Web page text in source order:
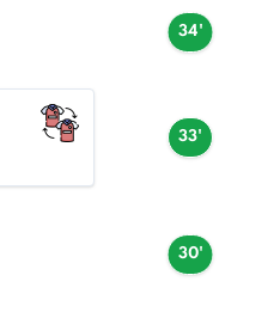
34'
33'
30'